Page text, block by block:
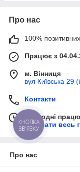
Про нас
100% позитивних
Працює з
м. Вінниця
вул Київська 29
Контакти
Сьогодні
Показати весь
Про нас
КНОПКА
ЗВ'ЯЗКУ